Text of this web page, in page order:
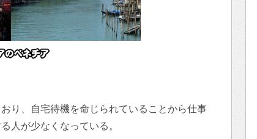
り、自宅待機を命じられていることから仕事
人が少なくなっている。